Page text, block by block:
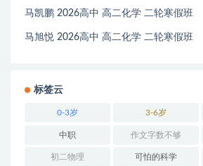
马凯鹏 2026高中 高二化学 二轮寒假班
马旭悦 2026高中 高二化学 二轮寒假班
标签云
0-3岁 3-6岁
中职 作文字数不够
初二物理 可怕的科学